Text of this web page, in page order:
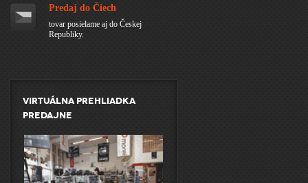
Predaj do Čiech
tovar posielame aj do Českej
Republiky.
Virtuálna prehliadka
predajne